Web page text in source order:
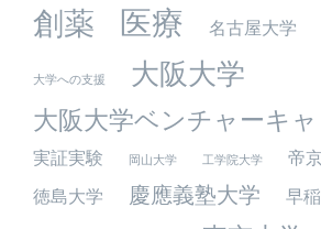
創薬 医療 名古屋大学
大学への支援 大阪大学
大阪大学ベンチャーキ
実証実験 岡山大学 工学院大学 帝
徳島大学 慶應義塾大学
早